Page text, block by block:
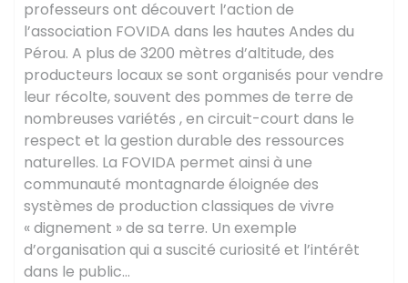
professeurs ont découvert l’action de
l’association FOVIDA dans les hautes Andes du
Pérou. A plus de 3200 mètres d’altitude, des
producteurs locaux se sont organisés pour vendre
leur récolte, souvent des pommes de terre de
nombreuses variétés , en circuit-court dans le
respect et la gestion durable des ressources
naturelles. La FOVIDA permet ainsi à une
communauté montagnarde éloignée des
systèmes de production classiques de vivre
« dignement » de sa terre. Un exemple
d’organisation qui a suscité curiosité et l’intérêt
dans le public…